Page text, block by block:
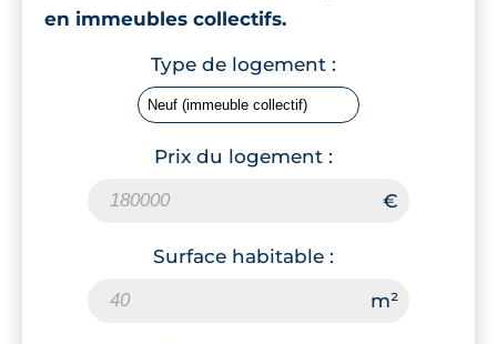
en immeubles collectifs.
Type de logement :
Prix du logement :
Surface habitable :